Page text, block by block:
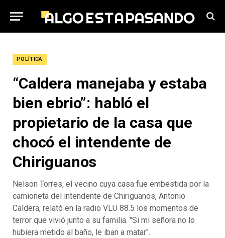
POLÍTICA
“Caldera manejaba y estaba
bien ebrio”: habló el
propietario de la casa que
chocó el intendente de
Chiriguanos
Nelson Torres, el vecino cuya casa fue embestida por la
camioneta del intendente de Chiriguanos, Antonio
Caldera, relató en la radio VLU 88.5 los momentos de
terror que vivió junto a su familia. "Si mi señora no lo
hubiera metido al baño, le iban a matar".